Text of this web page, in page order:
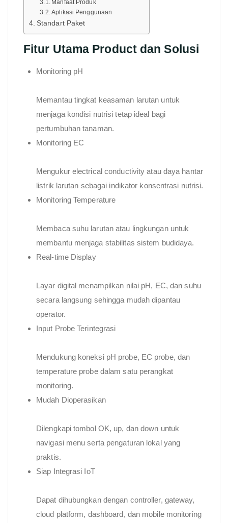
Manfaat Produk
Aplikasi Penggunaan
Standart Paket
Fitur Utama Product dan Solusi
Monitoring pH
Memantau tingkat keasaman larutan untuk
menjaga kondisi nutrisi tetap ideal bagi
pertumbuhan tanaman.
Monitoring EC
Mengukur electrical conductivity atau daya hantar
listrik larutan sebagai indikator konsentrasi nutrisi.
Monitoring Temperature
Membaca suhu larutan atau lingkungan untuk
membantu menjaga stabilitas sistem budidaya.
Real-time Display
Layar digital menampilkan nilai pH, EC, dan suhu
secara langsung sehingga mudah dipantau
operator.
Input Probe Terintegrasi
Mendukung koneksi pH probe, EC probe, dan
temperature probe dalam satu perangkat
monitoring.
Mudah Dioperasikan
Dilengkapi tombol OK, up, dan down untuk
navigasi menu serta pengaturan lokal yang
praktis.
Siap Integrasi IoT
Dapat dihubungkan dengan controller, gateway,
cloud platform, dashboard, dan mobile monitoring